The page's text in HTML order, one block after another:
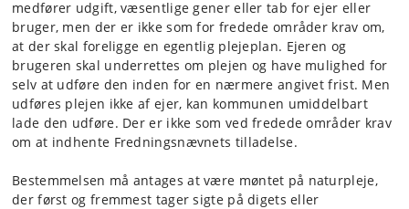
medfører udgift, væsentlige gener eller tab for ejer eller
bruger, men der er ikke som for fredede områder krav om,
at der skal foreligge en egentlig plejeplan. Ejeren og
brugeren skal underrettes om plejen og have mulighed for
selv at udføre den inden for en nærmere angivet frist. Men
udføres plejen ikke af ejer, kan kommunen umiddelbart
lade den udføre. Der er ikke som ved fredede områder krav
om at indhente Fredningsnævnets tilladelse.
Bestemmelsen må antages at være møntet på naturpleje,
der først og fremmest tager sigte på digets eller